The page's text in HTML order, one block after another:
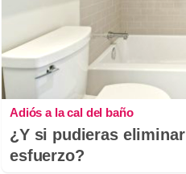
Adiós a la cal del baño
¿Y si pudieras
esfuerzo?